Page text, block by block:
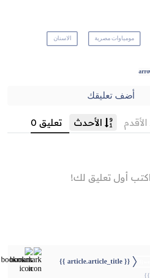
مومياوات مصرية الاسنان
أضف تعليقك
{{ article.article_title }}